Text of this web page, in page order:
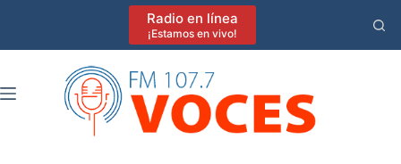
Radio en línea
¡Estamos en vivo!